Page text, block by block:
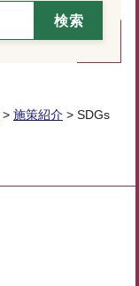
> 施策紹介 > SDGs